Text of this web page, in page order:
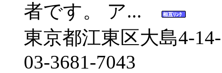
者です。 ア...
東京都江東区大島4-
03-3681-7043